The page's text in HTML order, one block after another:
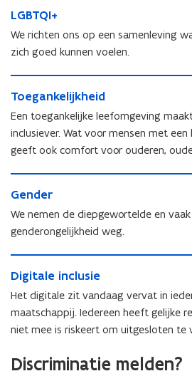
o
h
e
e
c
o
h
s
i
e
G
B
I
+
LGBTQI+
L
G
T
Q
I
+
We richten ons op een samenleving
zich goed kunnen voelen.
o
e
g
n
k
l
i
j
e
i
Toegankelijkheid
T
o
e
g
a
n
e
l
i
k
h
e
d
Een toegankelijke leefomgeving
inclusiever. Wat voor mensen met
geeft ook comfort voor ouderen,
e
n
e
r
Gender
G
e
d
e
r
We nemen de diepgewortelde en
genderongelijkheid weg.
i
g
a
e
Digitale inclusie
D
i
i
t
Het digitale zit vandaag vervat in
maatschappij. Iedereen heeft gelijke
niet mee is riskeert om uitgesloten te
iedereen te verzekeren.
Discriminatie melden?